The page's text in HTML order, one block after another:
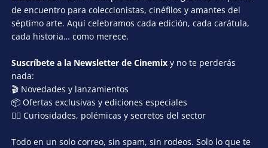
de encuentro para coleccionistas, cinéfilos y amantes del
séptimo arte. Aquí celebramos cada edición, cada carátula,
cada historia… como merece.
Suscríbete a la Newsletter de Cinemix y no te perderás
nada:
🎬 Novedades y lanzamientos
📦 Ofertas exclusivas y ediciones especiales
🕵️‍♂️ Curiosidades, polémicas y secretos del sector
Todo en un solo correo, sin spam, sin rodeos. Solo lo que te